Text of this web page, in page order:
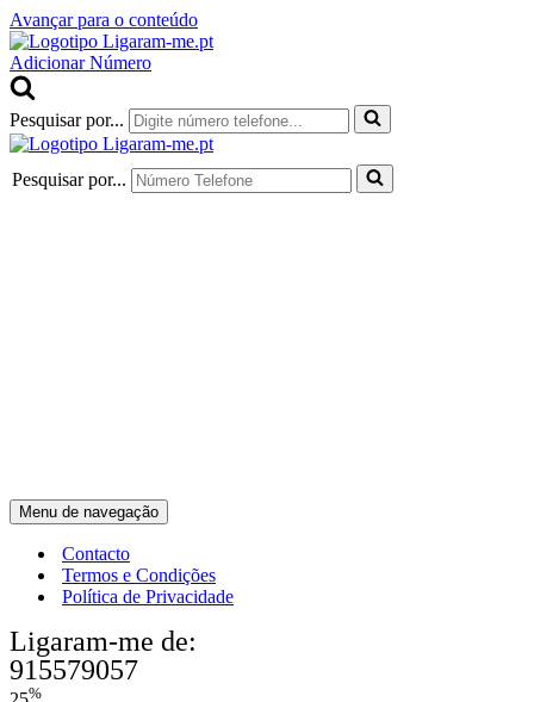
Avançar para o conteúdo
Adicionar Número
Pesquisar por...
Pesquisar por...
Menu de navegação
Contacto
Termos e Condições
Política de Privacidade
Ligaram-me de:
915579057
%